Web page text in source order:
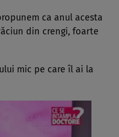
ca anul acesta
din crengi, foarte
mic pe care îl ai la